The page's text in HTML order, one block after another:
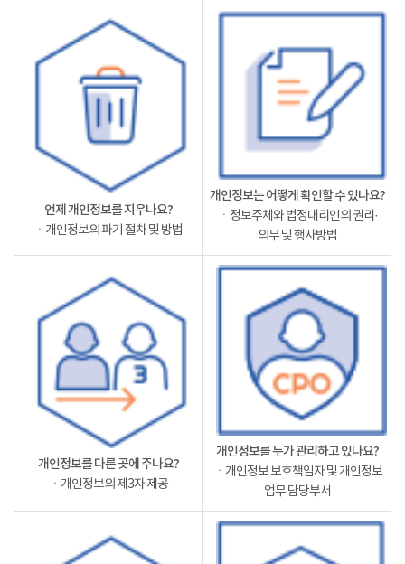
언제 개인정보를 지우나요?
ㆍ개인정보의 파기 절차 및 방법
개인정보는 어떻게 확인할 수 있나요?
ㆍ정보주체와 법정대리인의 권리·
의무 및 행사방법
개인정보를 다른 곳에 주나요?
ㆍ개인정보의 제3자 제공
개인정보를 누가 관리하고 있나요?
ㆍ개인정보 보호책임자 및 개인정보
업무 담당부서